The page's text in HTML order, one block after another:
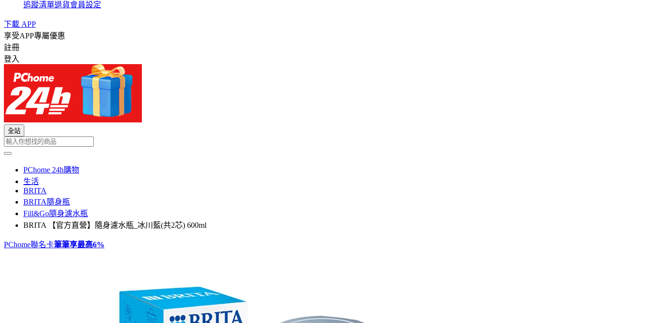
追蹤清單退貨會員設定
下載 APP
享受APP專屬優惠
註冊
登入
全站
PChome 24h購物
生活
BRITA
BRITA隨身瓶
Fill&Go隨身濾水瓶
BRITA 【官方直營】隨身濾水瓶_冰川藍(共2芯) 600ml
PChome聯名卡筆筆享最高6%